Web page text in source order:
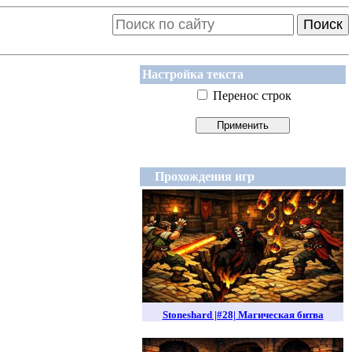
Поиск
Настройка текста
Перенос строк
Прохождения игр
Stoneshard |#28| Магическая битва